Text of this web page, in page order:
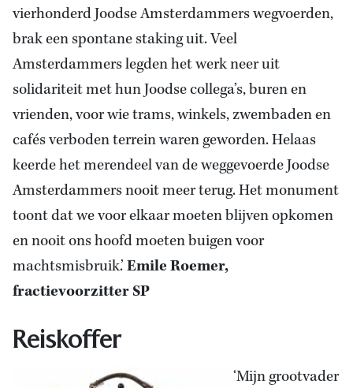
vierhonderd Joodse Amsterdammers wegvoerden,
brak een spontane staking uit. Veel
Amsterdammers legden het werk neer uit
solidariteit met hun Joodse collega’s, buren en
vrienden, voor wie trams, winkels, zwembaden en
cafés verboden terrein waren geworden. Helaas
keerde het merendeel van de weggevoerde Joodse
Amsterdammers nooit meer terug. Het monument
toont dat we voor elkaar moeten blijven opkomen
en nooit ons hoofd moeten buigen voor
machtsmisbruik.’Emile Roemer,
fractievoorzitter SP
Reiskoffer
‘Mijn grootvader